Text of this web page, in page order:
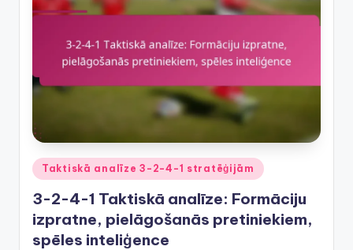
Posted
in
Taktiskā analīze 3-2-4-1 stratēģijām
3-2-4-1 Taktiskā analīze: Formāciju
izpratne, pielāgošanās pretiniekiem,
spēles inteliģence